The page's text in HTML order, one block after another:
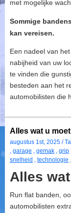
met mogelijke
Sommige
kan vereisen.
Een nadeel van
nabijheid van uw
te vinden die
besteden aan het
automobilisten die
Alles wat u
augustus 1st, 2025 /
, garage , gemak , grip
snelheid , technologie ,
Alles
Run flat banden,
automobilisten